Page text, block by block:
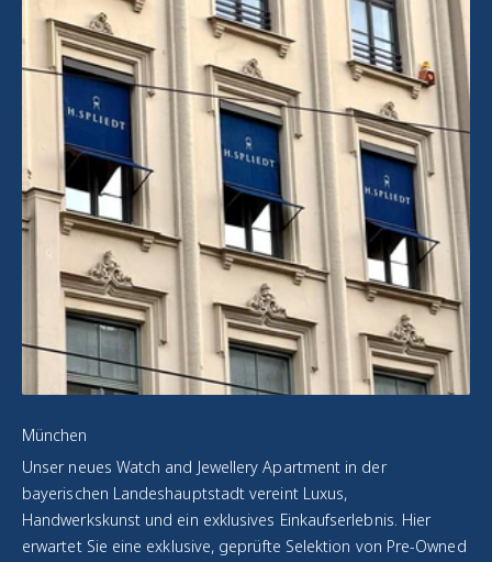
München
Unser neues Watch and Jewellery Apartment in der
bayerischen Landeshauptstadt vereint Luxus,
Handwerkskunst und ein exklusives Einkaufserlebnis. Hier
erwartet Sie eine exklusive, geprüfte Selektion von Pre-Owned